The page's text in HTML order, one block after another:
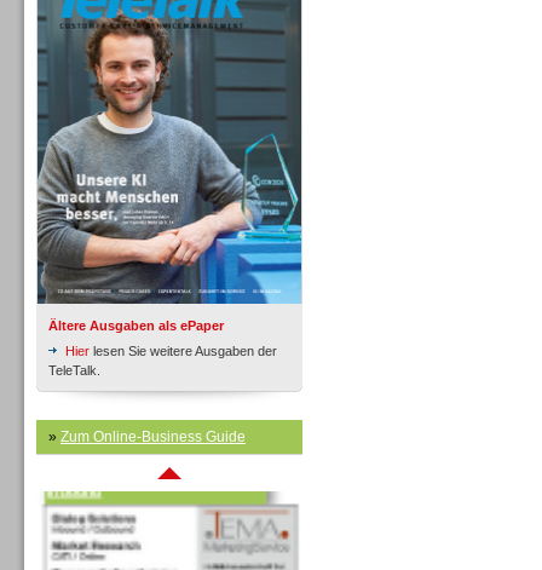
Ältere Ausgaben als ePaper
Hier lesen Sie weitere Ausgaben der
TeleTalk.
» Zum Online-Business Guide
Inbound
Inbound